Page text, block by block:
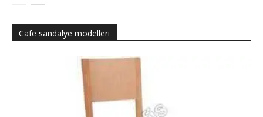
Cafe sandalye modelleri